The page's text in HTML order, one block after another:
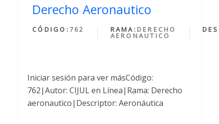
Derecho Aeronautico
CÓDIGO: 762 RAMA: DERECHO
AERONAUTICO
Iniciar sesión para ver másCódigo:
762|Autor: CIJUL en Línea|Rama: Derecho
aeronautico|Descriptor: Aeronáutica